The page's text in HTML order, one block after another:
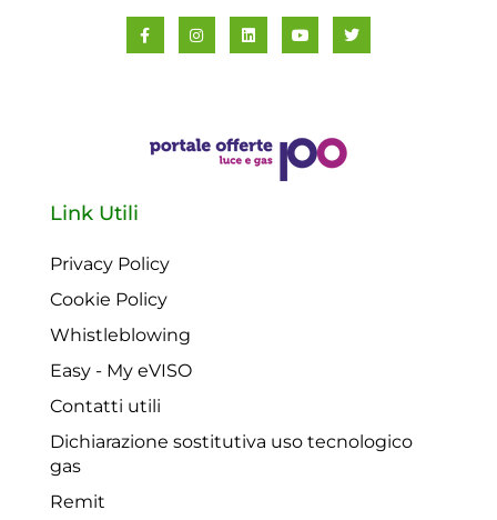
Link Utili
Privacy Policy
Cookie Policy
Whistleblowing
Easy - My eVISO
Contatti utili
Dichiarazione sostitutiva uso tecnologico
gas
Remit